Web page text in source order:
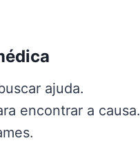
ajuda.
encontrar a causa.